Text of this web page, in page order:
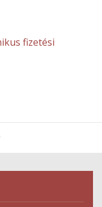
fizetési